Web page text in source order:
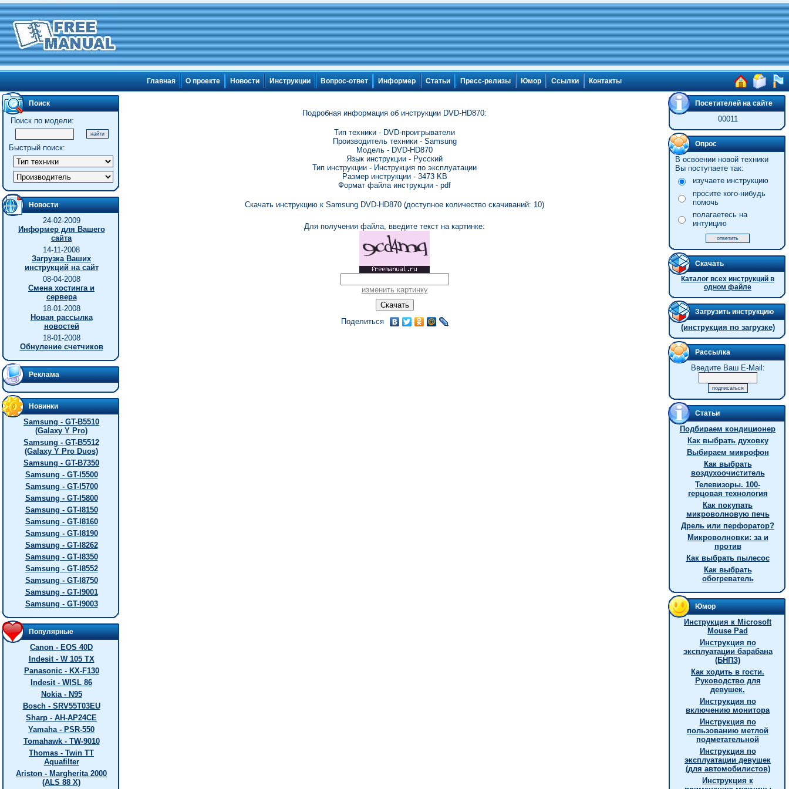
Главная О проекте Новости Инструкции Вопрос-ответ Информер Статьи Пресс-релизы Юмор Ссылки Контакты
Поиск
Поиск по модели:
Быстрый поиск:
Новости
24-02-2009
Информер для Вашего
сайта
14-11-2008
Загрузка Ваших
инструкций на сайт
08-04-2008
Смена хостинга и
сервера
18-01-2008
Новая рассылка
новостей
18-01-2008
Обнуление счетчиков
Реклама
Новинки
Samsung - GT-B5510
(Galaxy Y Pro)
Samsung - GT-B5512
(Galaxy Y Pro Duos)
Samsung - GT-B7350
Samsung - GT-I5500
Samsung - GT-I5700
Samsung - GT-I5800
Samsung - GT-I8150
Samsung - GT-I8160
Samsung - GT-I8190
Samsung - GT-I8262
Samsung - GT-I8350
Samsung - GT-I8552
Samsung - GT-I8750
Samsung - GT-I9001
Samsung - GT-I9003
Популярные
Canon - EOS 40D
Indesit - W 105 TX
Panasonic - KX-F130
Indesit - WISL 86
Nokia - N95
Bosch - SRV55T03EU
Sharp - AH-AP24CE
Yamaha - PSR-550
Tomahawk - TW-9010
Thomas - Twin TT
Aquafilter
Ariston - Margherita 2000
(ALS 88 X)
Подробная информация об инструкции DVD-HD870:
Тип техники - DVD-проигрыватели
Производитель техники - Samsung
Модель - DVD-HD870
Язык инструкции - Русский
Тип инструкции - Инструкция по эксплуатации
Размер инструкции - 3473 KB
Формат файла инструкции - pdf
Скачать инструкцию к Samsung DVD-HD870 (доступное количество скачиваний: 10)
Для получения файла, введите текст на картинке:
изменить картинку
Поделиться
Посетителей на сайте
00011
Опрос
В освоении новой техники
Вы поступаете так:
изучаете инструкцию
просите кого-нибудь
помочь
полагаетесь на
интуицию
Скачать
Каталог всех инструкций в
одном файле
Загрузить инструкцию
(инструкция по загрузке)
Рассылка
Введите Ваш E-Mail:
Статьи
Подбираем кондиционер
Как выбрать духовку
Выбираем микрофон
Как выбрать
воздухоочиститель
Телевизоры. 100-
герцовая технология
Как покупать
микроволновую печь
Дрель или перфоратор?
Микроволновки: за и
против
Как выбрать пылесос
Как выбрать
обогреватель
Юмор
Инструкция к Microsoft
Mouse Pad
Инструкция по
эксплуатации барабана
(БНПЗ)
Как ходить в гости.
Руководство для
девушек.
Инструкция по
включению монитора
Инструкция по
пользованию метлой
подметательной
Инструкция по
эксплуатации девушек
(для автомобилистов)
Инструкция к